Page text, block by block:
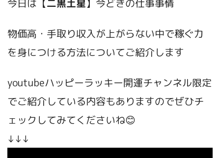
物価高・手取り収入が上がらない中で稼ぐ力
を身につける方法についてご紹介します
youtubeハッピーラッキー開運チャンネル限定
でご紹介している内容もありますのでぜひチ
ェックしてみてくださいね😊
↓↓↓